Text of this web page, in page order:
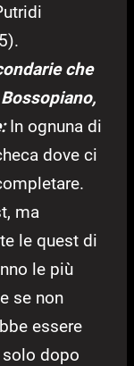
che
In ognuna di
dove ci
ma
le quest di
le più
se non
essere
solo dopo